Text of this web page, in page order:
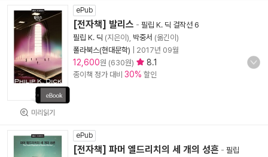
미리읽기
ePub
[전자책] 발리스 - 필립 K. 딕 걸작선 6
필립 K. 딕 (지은이), 박중서 (옮긴이)
폴라북스(현대문학)
2017년 09월
12,600원 (630원) 8.1
종이책 정가 대비 30% 할인
ePub
[전자책] 파머 엘드리치의 세 개의 성흔 - 필립